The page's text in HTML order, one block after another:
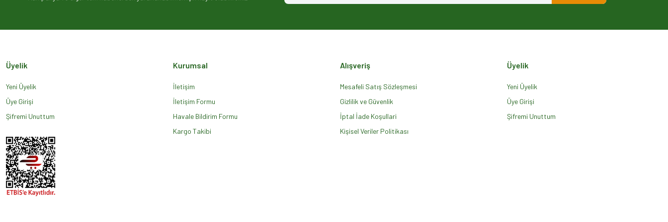
Ürün açıklamasında eksik bilgiler bulunuyor.
Gönder
Üyelik
Yeni Üyelik
Üye Girişi
Şifremi Unuttum
Kurumsal
İletişim
İletişim Formu
Havale Bildirim Formu
Kargo Takibi
Alışveriş
Mesafeli Satış Sözleşmesi
Gizlilik ve Güvenlik
İptal İade Koşullari
Kişisel Veriler Politikası
Üyelik
Yeni Üyelik
Üye Girişi
Şifremi Unuttum